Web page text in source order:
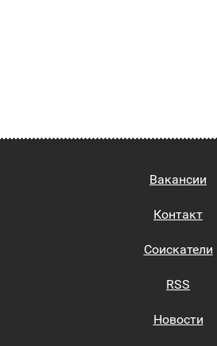
Вакансии
Контакт
Соискатели
RSS
Новости